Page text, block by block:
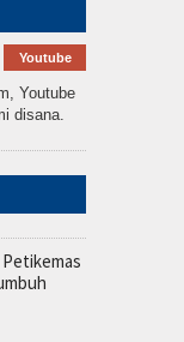
Youtube
Youtube
disana.